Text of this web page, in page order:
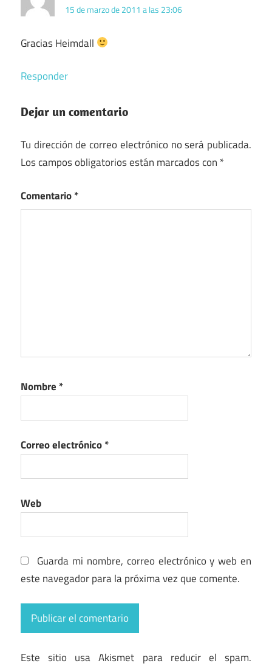
15 de marzo de 2011 a las 23:06
Gracias Heimdall
Responder
Dejar un comentario
Tu dirección de correo electrónico no será publicada.
Los campos obligatorios están marcados con *
Comentario*
Nombre *
Correo electrónico*
Web
Guarda mi nombre, correo electrónico y web en
este navegador para la próxima vez que comente.
Este sitio usa Akismet para reducir el spam.